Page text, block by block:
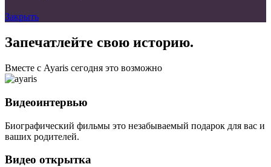
Закрыть
Запечатлейте свою историю.
Вместе с Ayaris сегодня это возможно
Видеоинтервью
Биографический фильмы это незабываемый подарок для вас и
ваших родителей.
Видео открытка